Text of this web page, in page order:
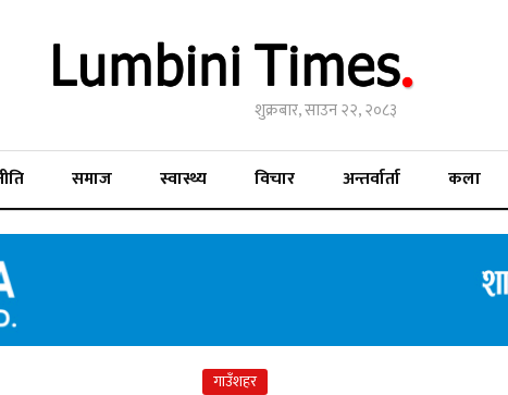
शुक्रबार, साउन २२, २०८३
समाज स्वास्थ्य विचार अन्तर्वार्ता कला
गाउँशहर